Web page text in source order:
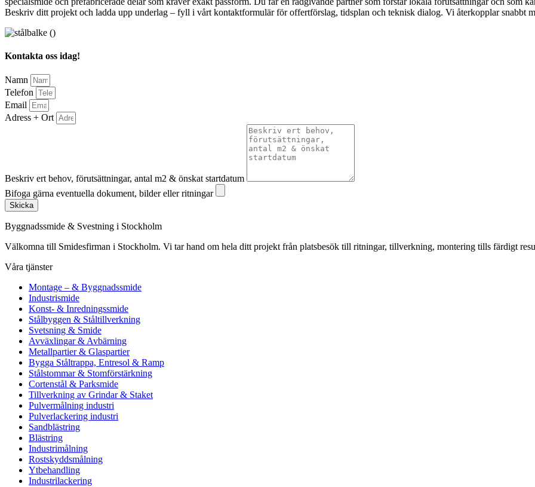
Beskriv ditt projekt och ladda upp underlag – fyll i vårt kontaktformulär för offertförslag, tidsplan och teknisk dialog. Vi återkopplar snabbt
Kontakta oss idag!
Namn
Telefon
Email
Adress + Ort
Beskriv ert behov, förutsättningar, antal m2 & önskat startdatum
Bifoga gärna eventuella dokument, bilder eller ritningar
Skicka
Byggnadssmide & Svestning i Stockholm
Välkomna till Smidesfirman i Stockholm. Vi tar hand om hela ditt projekt från platsbesök till ritningar, tillverkning, montering tills färdigt
Våra tjänster
Montage – & Byggnadssmide
Industrismide
Konst- & Inredningssmide
Stålbyggen & Ståltillverkning
Svetsning & Smide
Avväxlingar & Avbärning
Metallpartier & Glaspartier
Bygga Ståltrappa, Entresol & Ramp
Stålstommar & Stomförstärkning
Cortenstål & Parksmide
Tillverkning av Grindar & Staket
Pulvermålning industri
Pulverlackering industri
Sandblästring
Blästring
Industrimålning
Rostskyddsmålning
Ytbehandling
Industrilackering